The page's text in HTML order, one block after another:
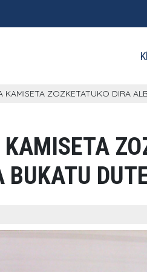
KAMISETA ZOZKETATUKO DIRA